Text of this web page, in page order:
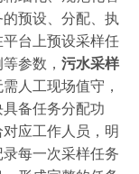
预设、分配、执
台上预设采样任
参数， 污水采样
人工现场值守，
备任务分配功
应工作人员，明
每一次采样任务